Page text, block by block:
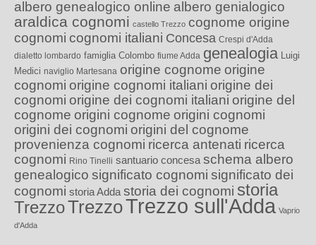
albero genealogico online albero genialogico
araldica cognomi castello Trezzo cognome origine
cognomi cognomi italiani Concesa Crespi d'Adda
dialetto lombardo famiglia Colombo fiume Adda genealogia Luigi
Medici naviglio Martesana origine cognome origine
cognomi origine cognomi italiani origine dei
cognomi origine dei cognomi italiani origine del
cognome origini cognome origini cognomi
origini dei cognomi origini del cognome
provenienza cognomi ricerca antenati ricerca
cognomi Rino Tinelli santuario concesa schema albero
genealogico significato cognomi significato dei
cognomi storia Adda storia dei cognomi storia
TrezzoTrezzoTrezzo sull'Adda Vaprio
d'Adda